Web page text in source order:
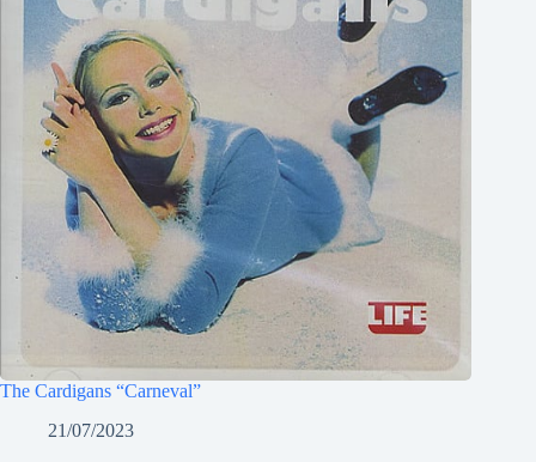
The Cardigans “Carneval”
21/07/2023